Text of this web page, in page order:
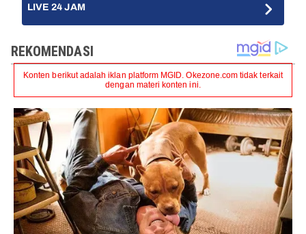
LIVE 24 JAM